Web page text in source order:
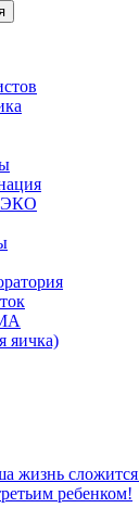
ЭКО
жизнь сложится
ребенком!